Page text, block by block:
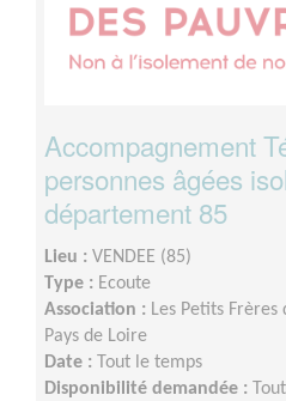
Accompagnement
personnes âgées
département 85
Lieu : VENDEE (85)
Type : Ecoute
Association : Les Petits Frères
Pays de Loire
Date : Tout le temps
Disponibilité demandée :